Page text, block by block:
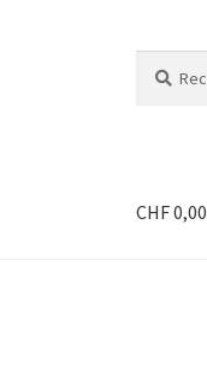
pour :
CHF0,00